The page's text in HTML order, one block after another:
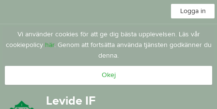
Logga in
Vi använder cookies för att ge dig bästa upplevelsen. Läs vår
cookiepolicy här. Genom att fortsätta använda tjänsten godkänner du
denna.
Okej
Levide IF